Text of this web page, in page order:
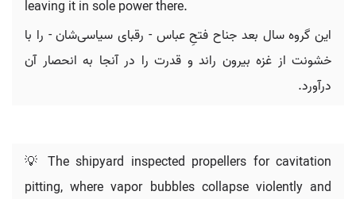
leaving it in sole power there.
این گروه سال بعد جناح فتحِ عباس - رقبای سیاسی‌شان - را با
خشونت از غزه بیرون راند و قدرت را در آنجا به انحصار آن
درآورد.
💡 The shipyard inspected propellers for cavitation
pitting, where vapor bubbles collapse violently and